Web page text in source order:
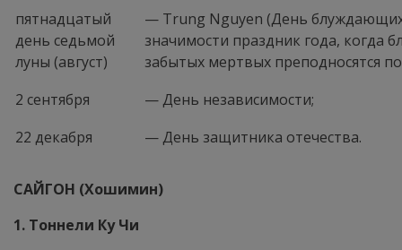
пятнадцатый
день седьмой
луны (август)
— Trung Nguyen (День
значимости праздник года,
забытых мертвых преподносятся
2 сентября
— День независимости;
22 декабря
— День защитника отечества.
САЙГОН (Хошимин)
1. Тоннели Ку Чи